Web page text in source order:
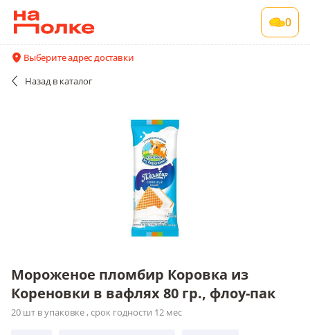
0
Выберите адрес доставки
Назад в каталог
Мороженое пломбир Коровка из Кореновки
в вафлях 80 гр., флоу-пак
Мороженое пломбир Коровка из
Кореновки в вафлях 80 гр., флоу-пак
20 шт в упаковке , срок годности 12 мес